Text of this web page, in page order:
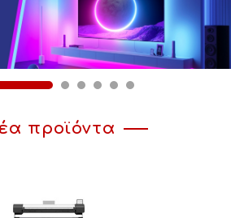
προϊόντα